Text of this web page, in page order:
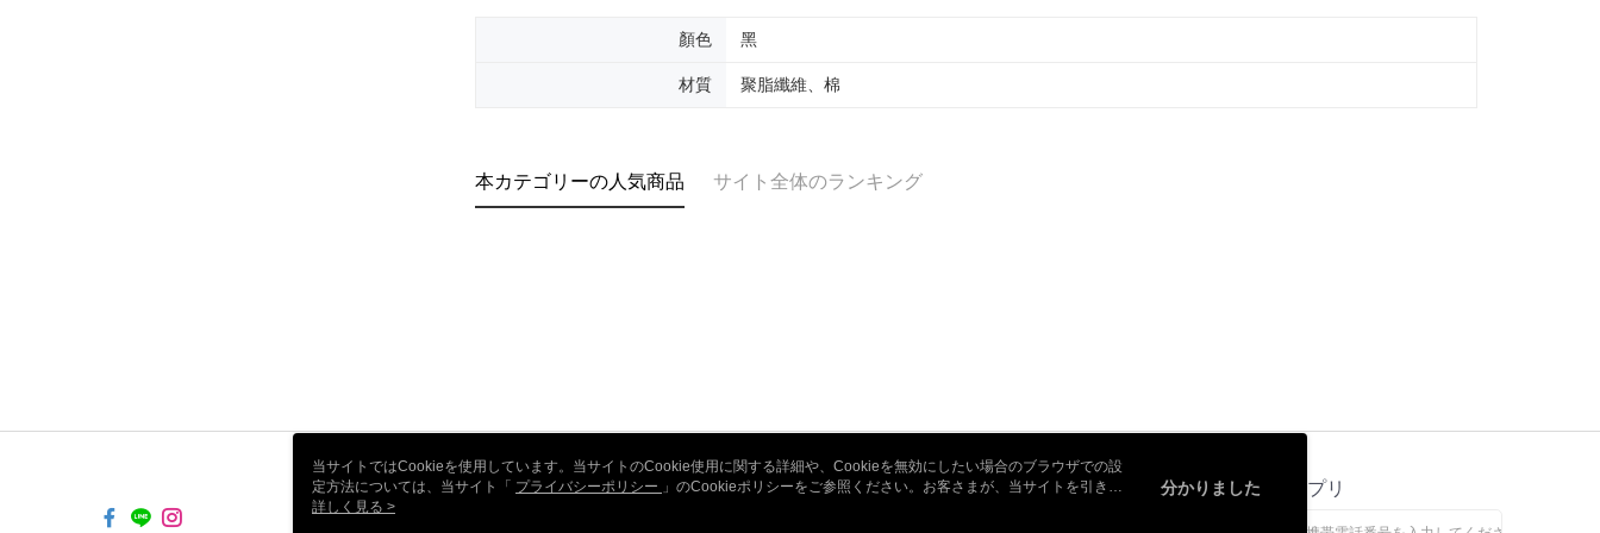
顏色 黑
材質 聚脂纖維、棉
本カテゴリーの人気商品 サイト全体のランキング
会社概要 カスタマーサービス 公式アプリ
当サイトではCookieを使用しています。当サイトのCookie使用に関する詳細や、Cookieを無効にしたい場合のブラウザでの設
定方法については、当サイト「 プライバシーポリシー 」のCookieポリシーをご参照ください。お客さまが、当サイトを引き続
き使用される場合、当社がサイト利用規約のCookieポリシーに基づいてCookieを使用することに同意したものとみなします。
詳しく見る >
分かりました